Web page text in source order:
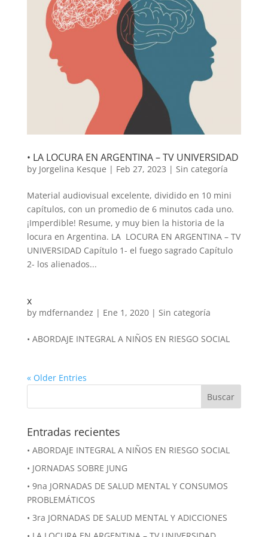
• LA LOCURA EN ARGENTINA – TV UNIVERSIDAD
by Jorgelina Kesque | Feb 27, 2023 | Sin categoría
Material audiovisual excelente, dividido en 10 mini
capítulos, con un promedio de 6 minutos cada uno.
¡Imperdible! Resume, y muy bien la historia de la
locura en Argentina. LA LOCURA EN ARGENTINA – TV
UNIVERSIDAD Capítulo 1- el fuego sagrado Capítulo
2- los alienados...
x
by mdfernandez | Ene 1, 2020| Sin categoría
• ABORDAJE INTEGRAL A NIÑOS EN RIESGO SOCIAL
« Older Entries
Entradas recientes
• ABORDAJE INTEGRAL A NIÑOS EN RIESGO SOCIAL
• JORNADAS SOBRE JUNG
• 9na JORNADAS DE SALUD MENTAL Y CONSUMOS
PROBLEMÁTICOS
• 3ra JORNADAS DE SALUD MENTAL Y ADICCIONES